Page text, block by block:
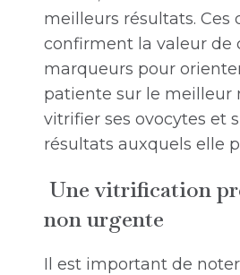
meilleurs résultats. Ces
confirment la valeur de
marqueurs pour
patiente sur le meilleur
vitrifier ses ovocytes et
résultats auxquels elle
Une vitrification
non urgente
Il est important de